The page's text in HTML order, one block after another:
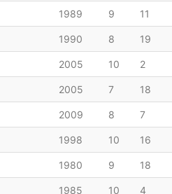
1989 9 11
1990 8 19
2005 10 2
2005 7 18
2009 8 7
1998 10 16
1980 9 18
1985 10 4